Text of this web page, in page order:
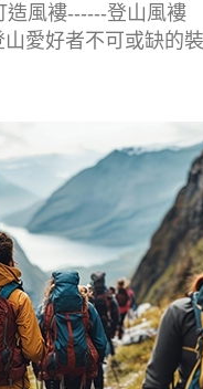
造風褸------登山風褸
愛好者不可或缺的